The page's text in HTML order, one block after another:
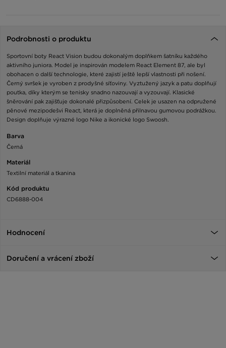
Podrobnosti o produktu
Sportovní boty React Vision budou dokonalým doplňkem šatníku každého
aktivního juniora. Model je inspirován modelem React Element 87, ale byl
obohacen o další technologie, které zajistí ještě lepší vlastnosti při nošení.
Černý svršek je vyroben z prodyšné síťoviny. Vyztužený jazyk a patu doplňují
poutka, díky kterým se tenisky snadno nazouvají a vyzouvají. Klasické
šněrování pak zajišťuje dokonalé přizpůsobení. Celek je usazen na odpružené
pěnové mezipodešvi React, která je doplněná přilnavou gumovou podrážkou.
Design doplňuje výrazné logo Nike a ikonické logo Swoosh.
Barva
Černá
Materiál
Textilní materiál a tkanina
Kód produktu
CD6888-004
Hodnocení
Doručení a vrácení zboží